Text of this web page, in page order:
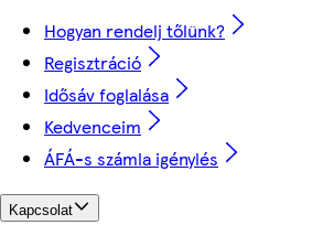
Hogyan rendelj tőlünk?
Regisztráció
Idősáv foglalása
Kedvenceim
ÁFÁ-s számla igénylés
Kapcsolat